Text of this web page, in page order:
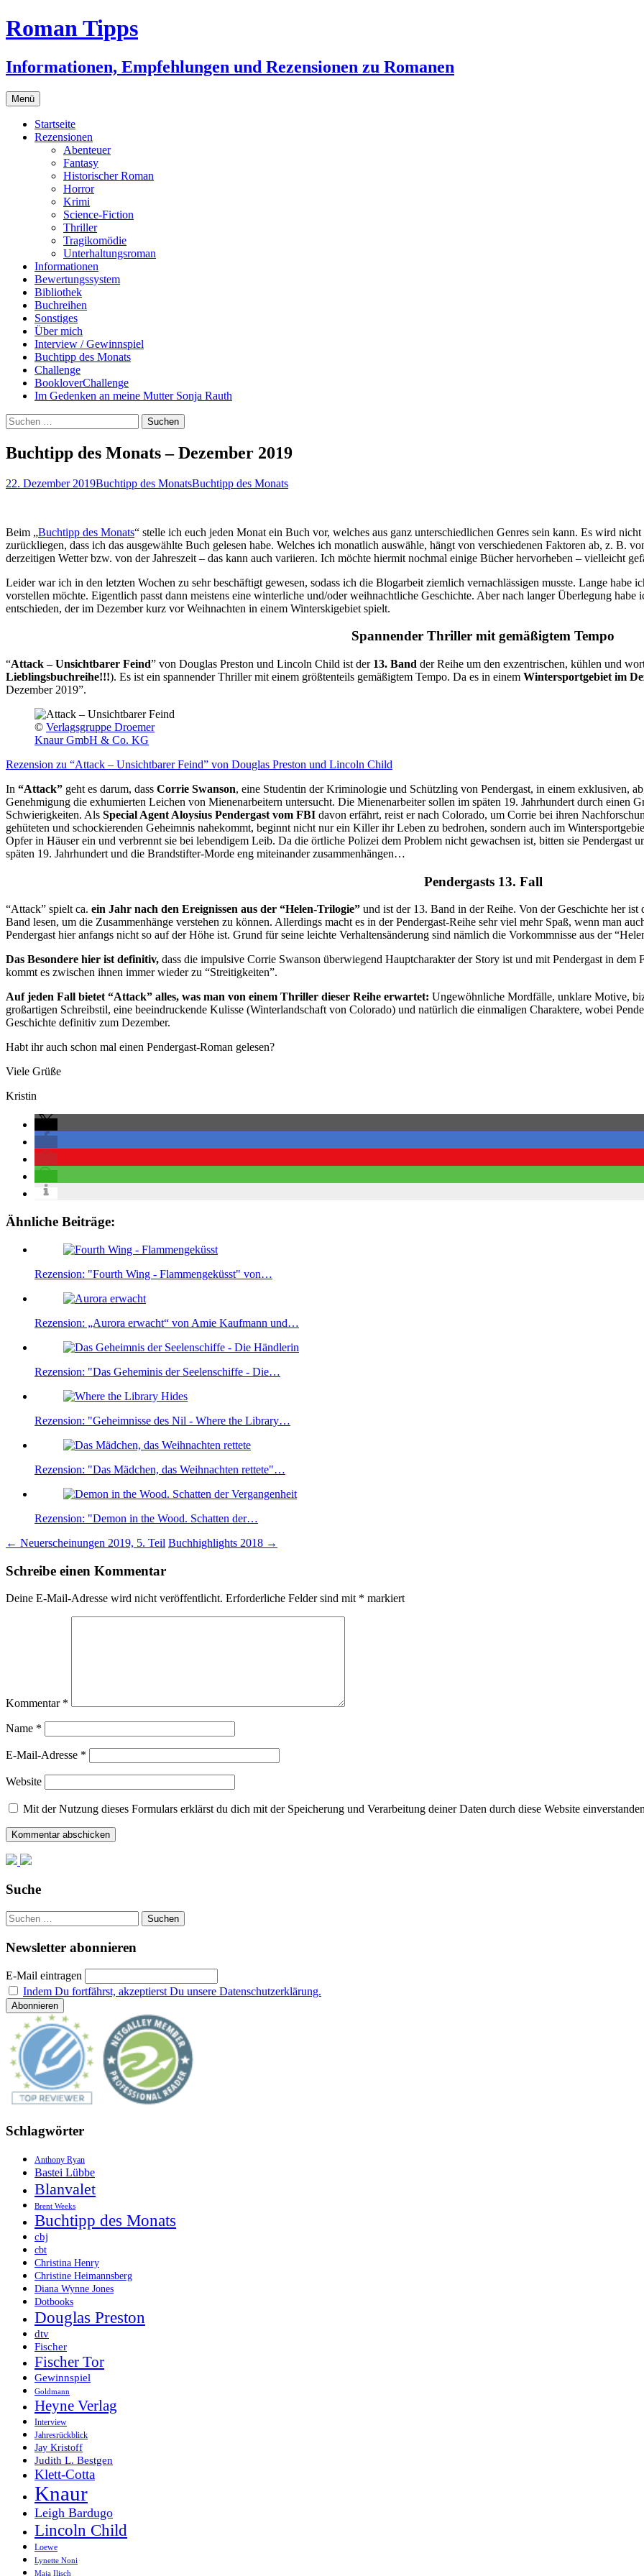
Zum
Inhalt
Roman Tipps
Informationen, Empfehlungen und Rezensionen zu Romanen
Menü
Startseite
Rezensionen
Abenteuer
Fantasy
Historischer Roman
Horror
Krimi
Science-Fiction
Thriller
Tragikomödie
Unterhaltungsroman
Informationen
Bewertungssystem
Bibliothek
Buchreihen
Sonstiges
Über mich
Interview / Gewinnspiel
Buchtipp des Monats
Challenge
BookloverChallenge
Im Gedenken an meine Mutter Sonja Rauth
Suchen
nach:
Buchtipp des Monats – Dezember 2019
22. Dezember 2019Buchtipp des MonatsBuchtipp des Monats
Beim „Buchtipp des Monats“ stelle ich euch jeden Monat ein Buch vor, welches aus ganz unterschiedlichen Genres sein kann. Es wird
zurückliegen, dass ich das ausgewählte Buch gelesen habe. Welches ich monatlich auswähle, hängt von verschiedenen Faktoren ab, z. B.
derzeitigen Wetter bzw. von der Jahreszeit – das kann auch variieren. Ich möchte hiermit nochmal einige Bücher hervorheben – vielleicht
Leider war ich in den letzten Wochen zu sehr beschäftigt gewesen, sodass ich die Blogarbeit ziemlich vernachlässigen musste. Lange habe
vorstellen möchte. Eigentlich passt dann meistens eine winterliche und/oder weihnachtliche Geschichte. Aber nach langer Überlegung
entschieden, der im Dezember kurz vor Weihnachten in einem Winterskigebiet spielt.
Spannender Thriller mit gemäßigtem Tempo
“Attack – Unsichtbarer Feind” von Douglas Preston und Lincoln Child ist der 13. Band der Reihe um den exzentrischen, kühlen und
Lieblingsbuchreihe!!!). Es ist ein spannender Thriller mit einem größtenteils gemäßigtem Tempo. Da es in einem Wintersportgebiet im
Dezember 2019”.
© Verlagsgruppe Droemer
Knaur GmbH & Co. KG
Rezension zu “Attack – Unsichtbarer Feind” von Douglas Preston und Lincoln Child
In “Attack” geht es darum, dass Corrie Swanson, eine Studentin der Kriminologie und Schützling von Pendergast, in einem exklusiven,
Genehmigung die exhumierten Leichen von Mienenarbeitern untersucht. Die Mienenarbeiter sollen im späten 19. Jahrhundert durch einen
Schwierigkeiten. Als Special Agent Aloysius Pendergast vom FBI davon erfährt, reist er nach Colorado, um Corrie bei ihren
gehüteten und schockierenden Geheimnis nahekommt, beginnt nicht nur ein Killer ihr Leben zu bedrohen, sondern auch im
Opfer in Häuser ein und verbrennt sie bei lebendigem Leib. Da die örtliche Polizei dem Problem nicht gewachsen ist, bitten sie Pendergast
späten 19. Jahrhundert und die Brandstifter-Morde eng miteinander zusammenhängen…
Pendergasts 13. Fall
“Attack” spielt ca. ein Jahr nach den Ereignissen aus der “Helen-Trilogie” und ist der 13. Band in der Reihe. Von der Geschichte her
Band lesen, um die Zusammenhänge verstehen zu können. Allerdings macht es in der Pendergast-Reihe sehr viel mehr Spaß, wenn man
Pendergast hier anfangs nicht so auf der Höhe ist. Grund für seine leichte Verhaltensänderung sind nämlich die Vorkommnisse aus der
Das Besondere hier ist definitiv, dass die impulsive Corrie Swanson überwiegend Hauptcharakter der Story ist und mit Pendergast in
kommt es zwischen ihnen immer wieder zu “Streitigkeiten”.
Auf jeden Fall bietet “Attack” alles, was man von einem Thriller dieser Reihe erwartet: Ungewöhnliche Mordfälle, unklare Motive,
großartigen Schreibstil, eine beeindruckende Kulisse (Winterlandschaft von Colorado) und natürlich die einmaligen Charaktere, wobei
Geschichte definitiv zum Dezember.
Habt ihr auch schon mal einen Pendergast-Roman gelesen?
Viele Grüße
Kristin
Ähnliche Beiträge:
Rezension: "Fourth Wing - Flammengeküsst" von…
Rezension: „Aurora erwacht“ von Amie Kaufmann und…
Rezension: "Das Geheminis der Seelenschiffe - Die…
Rezension: "Geheimnisse des Nil - Where the Library…
Rezension: "Das Mädchen, das Weihnachten rettete"…
Rezension: "Demon in the Wood. Schatten der…
Beitragsnavigation
← Neuerscheinungen 2019, 5. Teil Buchhighlights 2018 →
Schreibe einen Kommentar
Deine E-Mail-Adresse wird nicht veröffentlicht. Erforderliche Felder sind mit * markiert
Kommentar *
Name *
E-Mail-Adresse *
Website
Mit der Nutzung dieses Formulars erklärst du dich mit der Speicherung und Verarbeitung deiner Daten durch diese Website
Suche
Suchen
nach:
Newsletter abonnieren
E-Mail eintragen
Indem Du fortfährst, akzeptierst Du unsere Datenschutzerklärung.
Schlagwörter
Anthony Ryan
Bastei Lübbe
Blanvalet
Brent Weeks
Buchtipp des Monats
cbj
cbt
Christina Henry
Christine Heimannsberg
Diana Wynne Jones
Dotbooks
Douglas Preston
dtv
Fischer
Fischer Tor
Gewinnspiel
Goldmann
Heyne Verlag
Interview
Jahresrückblick
Jay Kristoff
Judith L. Bestgen
Klett-Cotta
Knaur
Leigh Bardugo
Lincoln Child
Loewe
Lynette Noni
Maja Ilisch